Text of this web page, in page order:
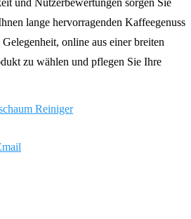
lange hervorragenden Kaffeegenuss
online aus einer breiten
zu wählen und pflegen Sie Ihre
Reiniger